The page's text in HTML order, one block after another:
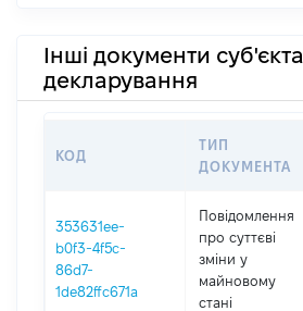
Інші документи суб'єкта
декларування
КОД
ТИП
ДОКУМЕНТА
353631ee-
b0f3-4f5c-
86d7-
1de82ffc671a
Повідомлення
про суттєві
зміни y
майновому
стані